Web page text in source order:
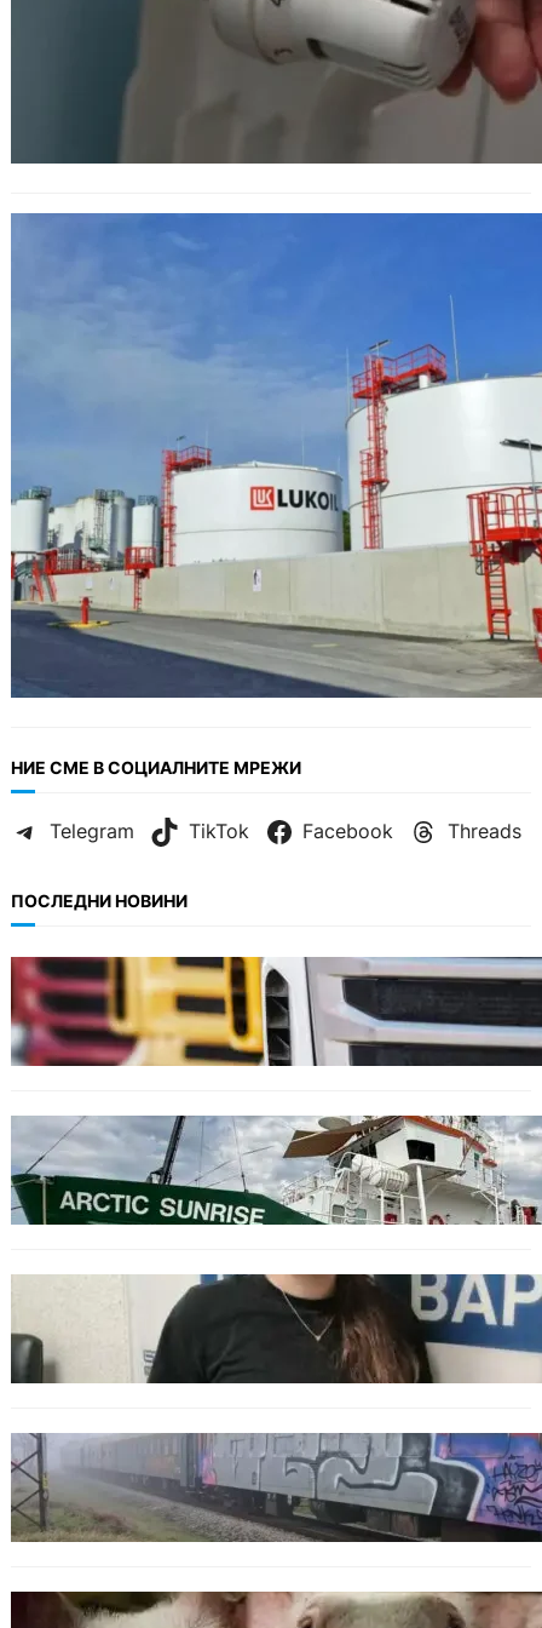
НИЕ СМЕ В СОЦИАЛНИТЕ МРЕЖИ
Telegram TikTok Facebook Threads
ПОСЛЕДНИ НОВИНИ
БЪЛГАРИЯ
Нови ограничения за камионите над 12
тона по ключови пътища през август
БЪЛГАРИЯ
Корабът на „Грийнпийс“ пристигна във
Варна с кампания за опазване на Черно
море
ОБЩЕСТВО
Варненска ученичка създаде интерактивна
карта за сигнали за проблеми с боклука
ОБЩЕСТВО
Бързият влак София – Варна блъсна и уби
жена край гара Бутово
БЪЛГАРИЯ